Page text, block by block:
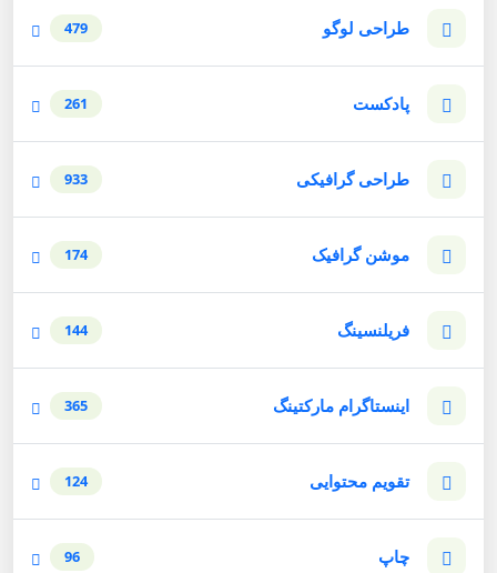
طراحی لوگو 479
پادکست 261
طراحی گرافیکی 933
موشن گرافیک 174
فریلنسینگ 144
اینستاگرام مارکتینگ 365
تقویم محتوایی 124
چاپ 96